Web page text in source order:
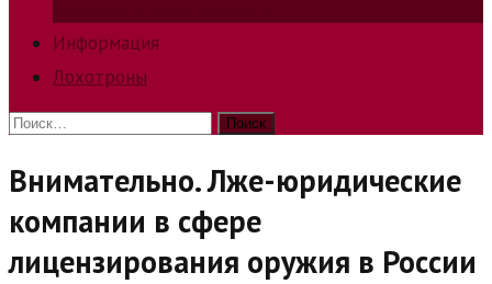
Информация
Лохотроны
Найти:
Внимательно. Лже-юридические
компании в сфере
лицензирования оружия в России